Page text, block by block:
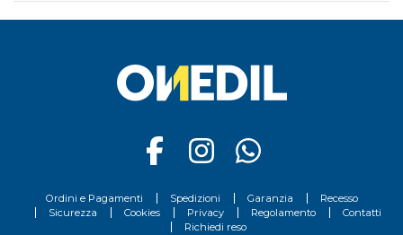
Ordini e Pagamenti Spedizioni Garanzia
Recesso
Sicurezza
Cookies Privacy Regolamento
Contatti
Richiedi reso